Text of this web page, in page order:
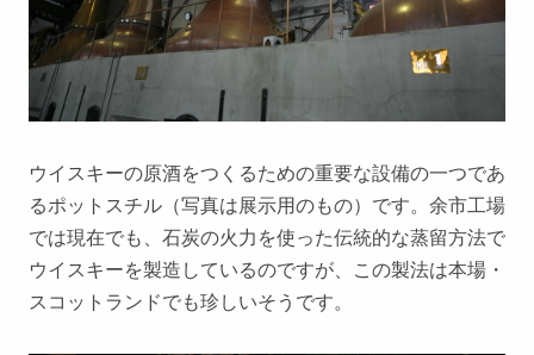
ウイスキーの原酒をつくるための重要な設備の一つであ
るポットスチル（写真は展示用のもの）です。余市工場
では現在でも、石炭の火力を使った伝統的な蒸留方法で
ウイスキーを製造しているのですが、この製法は本場・
スコットランドでも珍しいそうです。